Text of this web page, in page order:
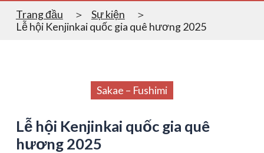
Trang đầu
Sự kiện
Lễ hội Kenjinkai quốc gia quê hương 2025
Sakae – Fushimi
Lễ hội Kenjinkai quốc gia quê
hương 2025